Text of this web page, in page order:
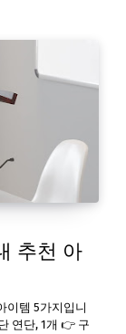
추천 아
이템 5가지입니
연단, 1개 👉 구